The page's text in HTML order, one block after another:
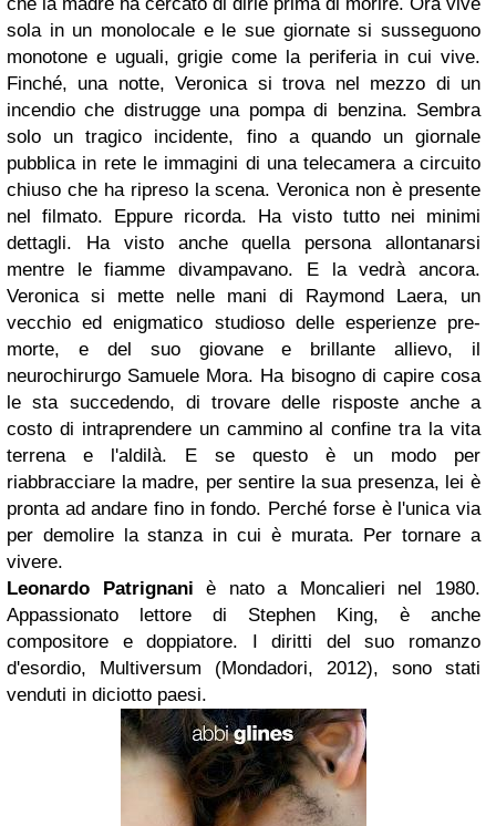
sola in un monolocale e le sue giornate si susseguono
monotone e uguali, grigie come la periferia in cui vive.
Finché, una notte, Veronica si trova nel mezzo di un
incendio che distrugge una pompa di benzina. Sembra
solo un tragico incidente, fino a quando un giornale
pubblica in rete le immagini di una telecamera a circuito
chiuso che ha ripreso la scena. Veronica non è presente
nel filmato. Eppure ricorda. Ha visto tutto nei minimi
dettagli. Ha visto anche quella persona allontanarsi
mentre le fiamme divampavano. E la vedrà ancora.
Veronica si mette nelle mani di Raymond Laera, un
vecchio ed enigmatico studioso delle esperienze pre-
morte, e del suo giovane e brillante allievo, il
neurochirurgo Samuele Mora. Ha bisogno di capire cosa
le sta succedendo, di trovare delle risposte anche a
costo di intraprendere un cammino al confine tra la vita
terrena e l'aldilà. E se questo è un modo per
riabbracciare la madre, per sentire la sua presenza, lei è
pronta ad andare fino in fondo. Perché forse è l'unica via
per demolire la stanza in cui è murata. Per tornare a
vivere.
Leonardo Patrignani è nato a Moncalieri nel 1980.
Appassionato lettore di Stephen King, è anche
compositore e doppiatore. I diritti del suo romanzo
d'esordio, Multiversum (Mondadori, 2012), sono stati
venduti in diciotto paesi.